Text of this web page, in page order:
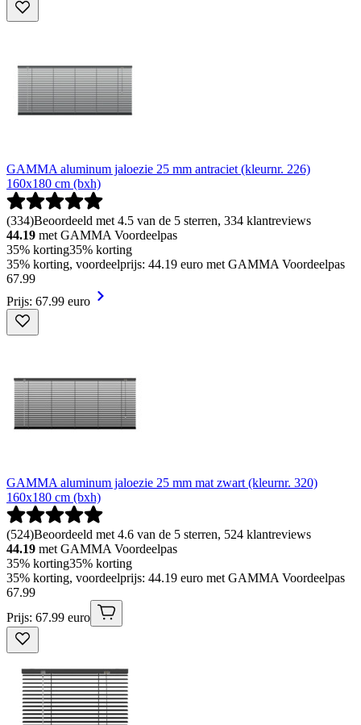
GAMMA aluminum jaloezie 25 mm antraciet (kleurnr. 226)
160x180 cm (bxh)
(334)Beoordeeld met 4.5 van de 5 sterren, 334 klantreviews
44.19 met GAMMA Voordeelpas
35% korting35% korting
35% korting, voordeelprijs: 44.19 euro met GAMMA Voordeelpas
67.99
Prijs: 67.99 euro
GAMMA aluminum jaloezie 25 mm mat zwart (kleurnr. 320)
160x180 cm (bxh)
(524)Beoordeeld met 4.6 van de 5 sterren, 524 klantreviews
44.19 met GAMMA Voordeelpas
35% korting35% korting
35% korting, voordeelprijs: 44.19 euro met GAMMA Voordeelpas
67.99
Prijs: 67.99 euro